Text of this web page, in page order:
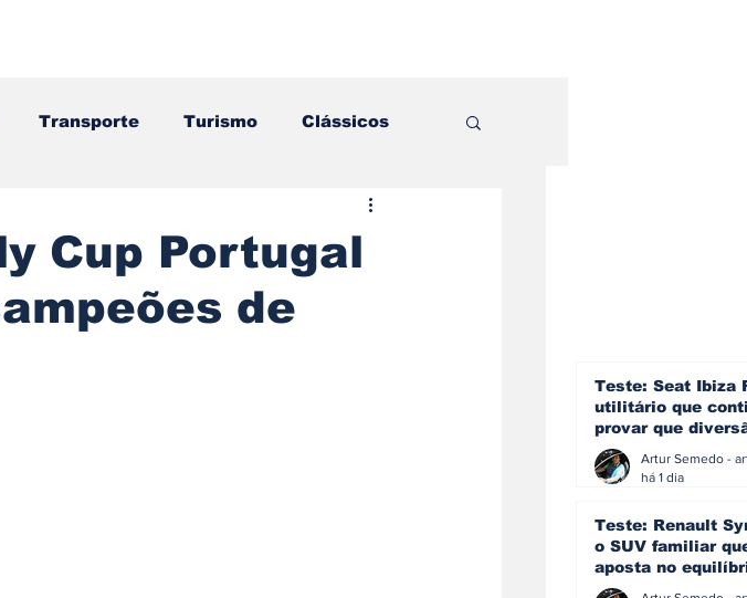
Transporte Turismo Clássicos
Testes e Comparativos
Videojogos/Tecnologia
Cup Portugal
de
Teste: Seat Ibiza
utilitário que
provar que
eficiência e
simplicidade
há 1 dia
Teste: Renault
o SUV familiar
aposta no
ainda acredita na